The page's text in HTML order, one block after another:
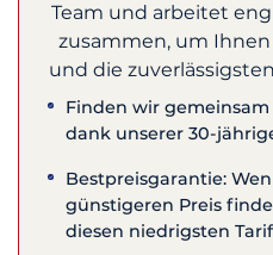
Team und arbeitet
zusammen, um
und die
Finden wir
dank unserer 30-
Bestpreisgarantie:
günstigeren Preis
diesen niedrigsten